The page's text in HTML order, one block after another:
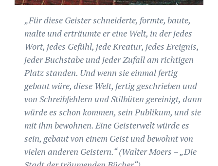
„Für diese Geister schneiderte, formte, baute,
malte und erträumte er eine Welt, in der jedes
Wort, jedes Gefühl, jede Kreatur, jedes Ereignis,
jeder Buchstabe und jeder Zufall am richtigen
Platz standen. Und wenn sie einmal fertig
gebaut wäre, diese Welt, fertig geschrieben und
von Schreibfehlern und Stilbüten gereinigt, dann
würde es schon kommen, sein Publikum, und sie
mit ihm bewohnen. Eine Geisterwelt würde es
sein, gebaut von einem Geist und bewohnt von
vielen anderen Geistern.“ (Walter Moers – „Die